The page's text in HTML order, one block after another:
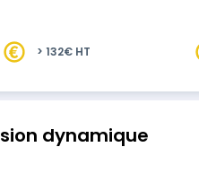
> 132€ HT
dynamique